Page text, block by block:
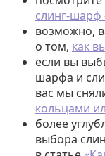
слинг-
возможно,
о том, как
если вы
шарфа и
вас мы
кольцами
более
выбора